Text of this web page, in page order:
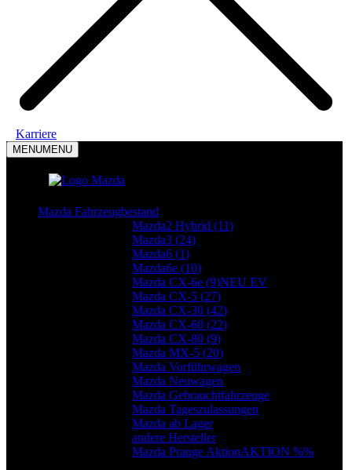
Karriere
MENUMENU
Mazda Fahrzeugbestand
Mazda2 Hybrid (11)
Mazda3 (24)
Mazda6 (1)
Mazda6e (10)
Mazda CX-6e (9)NEU EV
Mazda CX-5 (27)
Mazda CX-30 (42)
Mazda CX-60 (22)
Mazda CX-80 (9)
Mazda MX-5 (20)
Mazda Vorführwagen
Mazda Neuwagen
Mazda Gebrauchtfahrzeuge
Mazda Tageszulassungen
Mazda ab Lager
andere Hersteller
Mazda Prange AktionAKTION %%